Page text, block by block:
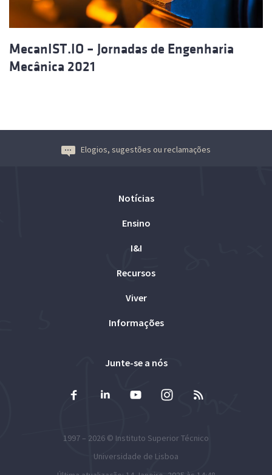
MecanIST.IO – Jornadas de Engenharia
Mecânica 2021
Elogios, sugestões ou reclamações
Notícias
Ensino
I&I
Recursos
Viver
Informações
Junte-se a nós
1997 – 2026 © Instituto Superior Técnico
Universidade de Lisboa